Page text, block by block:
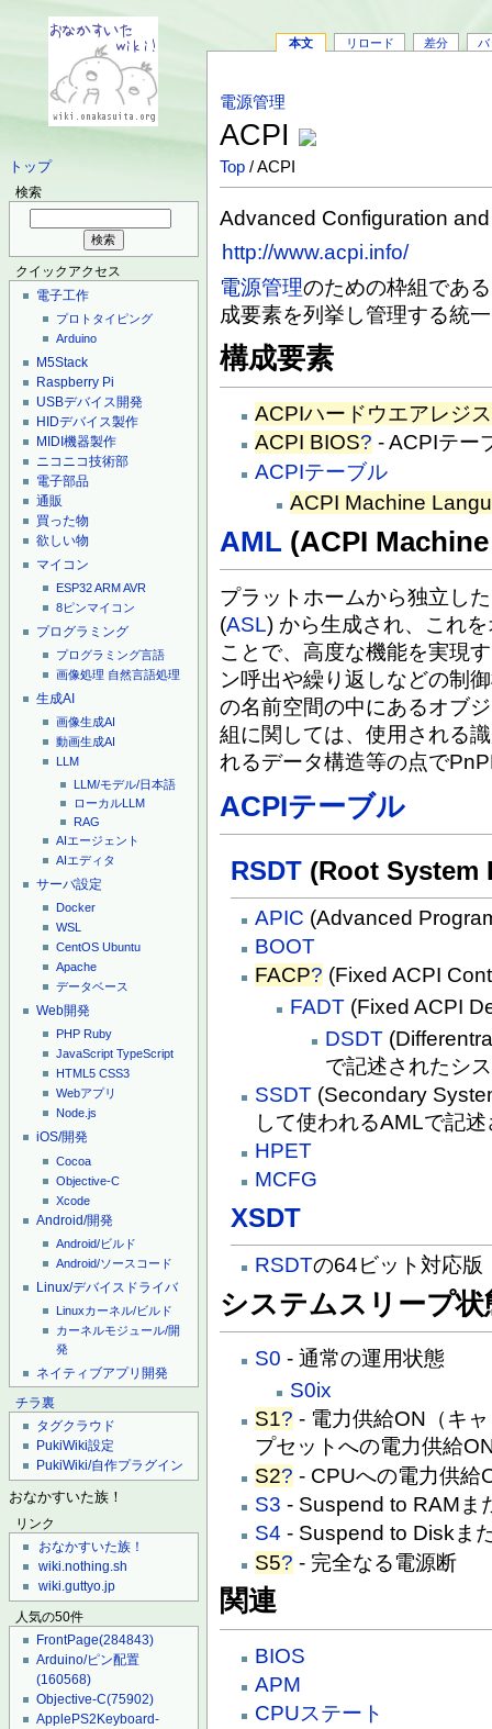
トップ
検索
クイックアクセス
電子工作
プロトタイピング
Arduino
M5Stack
Raspberry Pi
USBデバイス開発
HIDデバイス製作
MIDI機器製作
ニコニコ技術部
電子部品
通販
買った物
欲しい物
マイコン
ESP32ARMAVR
8ピンマイコン
プログラミング
プログラミング言語
画像処理 自然言語処理
生成AI
画像生成AI
動画生成AI
LLM
LLM/モデル/日本語
ローカルLLM
RAG
AIエージェント
AIエディタ
サーバ設定
Docker
WSL
CentOS Ubuntu
Apache
データベース
Web開発
PHP Ruby
JavaScript TypeScript
HTML5 CSS3
Webアプリ
Node.js
iOS/開発
Cocoa
Objective-C
Xcode
Android/開発
Android/ビルド
Android/ソースコード
Linux/デバイスドライバ
Linuxカーネル/ビルド
カーネルモジュール/開
発
ネイティブアプリ開発
チラ裏
タグクラウド
PukiWiki設定
PukiWiki/自作プラグイン
おなかすいた族！
リンク
おなかすいた族！
wiki.nothing.sh
wiki.guttyo.jp
人気の50件
FrontPage(284843)
Arduino/ピン配置
(160568)
Objective-C(75902)
ApplePS2Keyboard-
本文 リロード 差分 バ
電源管理
ACPI
Top / ACPI
Advanced Configuration
http://www.acpi.info/
電源管理のための枠組であ
成要素を列挙し管理する統
構成要素
ACPIハードウエアレジ
ACPI BIOS? - ACPIテー
ACPIテーブル
ACPI Machine
AML (ACPI
プラットホームから独立し
(ASL) から生成され、これ
ことで、高度な機能を実現
ン呼出や繰り返しなどの制
の名前空間の中にあるオブ
組に関しては、使用される
れるデータ構造等の点で
ACPIテーブル
RSDT (Root System
APIC (Advanced
BOOT
FACP? (Fixed ACPI
FADT (Fixed ACPI
DSDT
で記述されたシ
SSDT (Secondary
して使われるAMLで記
HPET
MCFG
XSDT
RSDTの64ビット対応版
システムスリープ状
S0 - 通常の運用状態
S0ix
S1? - 電力供給ON（キ
プセットへの電力供給
S2? - CPUへの電力供給
S3 - Suspend to RAMま
S4 - Suspend to Diskま
S5? - 完全なる電源断
関連
BIOS
APM
CPUステート